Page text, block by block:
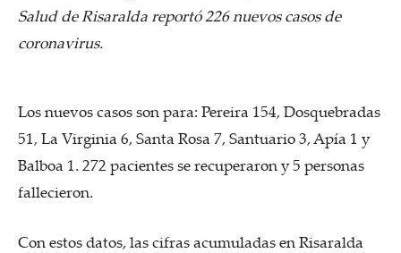
Salud de Risaralda reportó 226 nuevos casos de
coronavirus.
Los nuevos casos son para: Pereira 154, Dosquebradas
51, La Virginia 6, Santa Rosa 7, Santuario 3, Apía 1 y
Balboa 1. 272 pacientes se recuperaron y 5 personas
fallecieron.
Con estos datos, las cifras acumuladas en Risaralda